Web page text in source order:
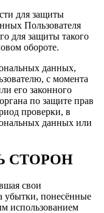
для защиты
Пользователя
для защиты такого
обороте.
данных,
с момента
его законного
по защите прав
проверки, в
данных или
СТОРОН
свои
убытки, понесённые
использованием